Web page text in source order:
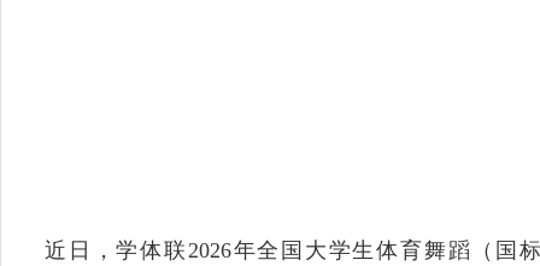
近日，学体联2026年全国大学生体育舞蹈（国标